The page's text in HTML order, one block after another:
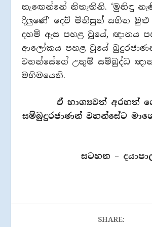
නැඟෙන්නේ නිතැතිනි. ‘මුනිඳු
දිලුණේ’ දෙව් මිනිසුන් සහිත
දහම් ඇස පහළ වූයේ, ඥානය
ආලෝකය පහළ වූයේ
වහන්සේගේ උතුම් සම්බුද්ධ
මහිමයෙනි.
ඒ භාග්‍යවත් අරහත්
සම්බුදුරජාණන් වහන්සේට
සටහන –
SHARE: